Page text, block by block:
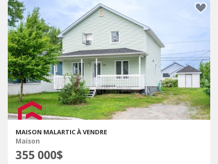
MAISON MALARTIC À VENDRE
Maison
355 000$